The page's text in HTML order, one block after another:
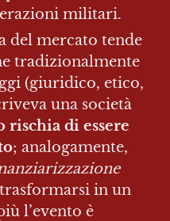
militari.
del mercato tende
tradizionalmente
(giuridico, etico,
una società
rischia di essere
; analogamente,
in un
l’evento è